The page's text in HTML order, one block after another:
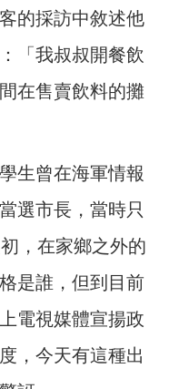
的採訪中敘述他
「我叔叔開餐飲
在售賣飲料的攤
生曾在海軍情報
選市長，當時只
，在家鄉之外的
是誰，但到目前
電視媒體宣揚政
，今天有這種出